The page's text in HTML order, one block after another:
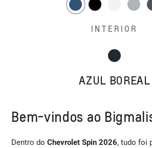
INTERIOR
AZUL BOREAL
Bem-vindos ao
Dentro doChevrolet Spin 2026, tudo foi